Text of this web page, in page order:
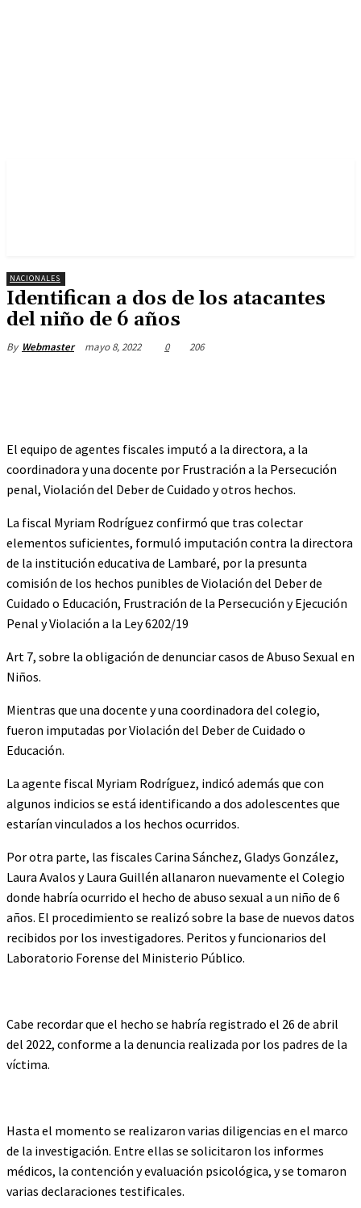
NACIONALES
Identifican a dos de los atacantes
del niño de 6 años
By Webmaster mayo 8, 2022 0 206
El equipo de agentes fiscales imputó a la directora, a la
coordinadora y una docente por Frustración a la Persecución
penal, Violación del Deber de Cuidado y otros hechos.
La fiscal Myriam Rodríguez confirmó que tras colectar
elementos suficientes, formuló imputación contra la directora
de la institución educativa de Lambaré, por la presunta
comisión de los hechos punibles de Violación del Deber de
Cuidado o Educación, Frustración de la Persecución y Ejecución
Penal y Violación a la Ley 6202/19
Art 7, sobre la obligación de denunciar casos de Abuso Sexual en
Niños.
Mientras que una docente y una coordinadora del colegio,
fueron imputadas por Violación del Deber de Cuidado o
Educación.
La agente fiscal Myriam Rodríguez, indicó además que con
algunos indicios se está identificando a dos adolescentes que
estarían vinculados a los hechos ocurridos.
Por otra parte, las fiscales Carina Sánchez, Gladys González,
Laura Avalos y Laura Guillén allanaron nuevamente el Colegio
donde habría ocurrido el hecho de abuso sexual a un niño de 6
años. El procedimiento se realizó sobre la base de nuevos datos
recibidos por los investigadores. Peritos y funcionarios del
Laboratorio Forense del Ministerio Público.
Cabe recordar que el hecho se habría registrado el 26 de abril
del 2022, conforme a la denuncia realizada por los padres de la
víctima.
Hasta el momento se realizaron varias diligencias en el marco
de la investigación. Entre ellas se solicitaron los informes
médicos, la contención y evaluación psicológica, y se tomaron
varias declaraciones testificales.